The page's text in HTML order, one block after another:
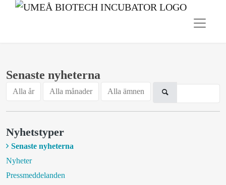
Senaste nyheterna
Alla år Alla månader Alla ämnen
Nyhetstyper
Senaste nyheterna
Nyheter
Pressmeddelanden